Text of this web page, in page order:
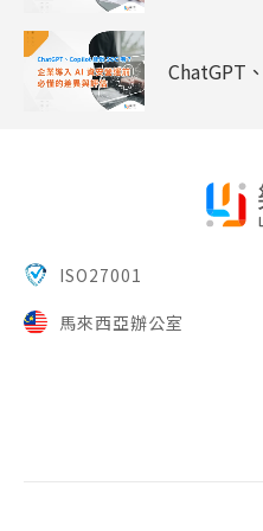
ISO27001
馬來西亞辦公室